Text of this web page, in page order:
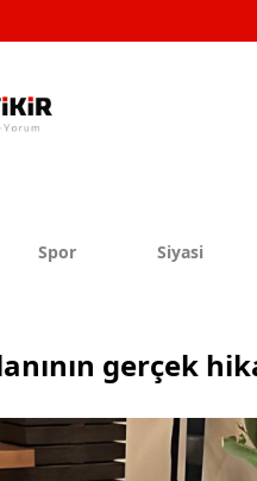
Spor Siyasi
gerçek